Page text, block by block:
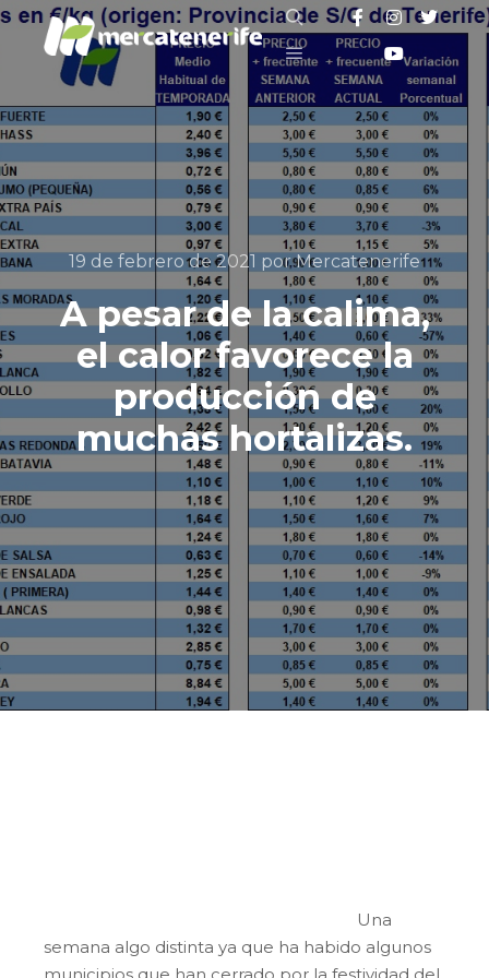
Buscar
Menú principal
19 de febrero de 2021 porMercatenerife
A pesar de la calima,
el calor favorece la
producción de
muchas hortalizas.
Una
semana algo distinta ya que ha habido algunos